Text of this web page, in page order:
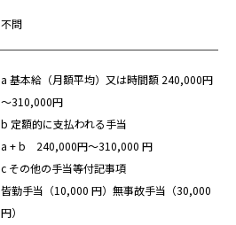
不問
a 基本給（月額平均）又は時間額 240,000円
～310,000円
b 定額的に支払われる手当
a + b 240,000円～310,000 円
c その他の手当等付記事項
皆勤手当（10,000 円）無事故手当（30,000
円）